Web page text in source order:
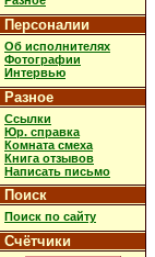
Персоналии
Об исполнителях
Фотографии
Интервью
Разное
Ссылки
Юр. справка
Комната смеха
Книга отзывов
Написать письмо
Поиск
Поиск по сайту
Счётчики